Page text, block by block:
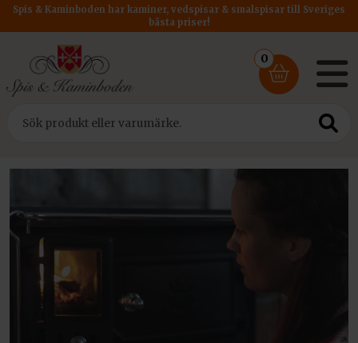
Spis & Kaminboden har kaminer, vedspisar & smalspisar till Sveriges
bästa priser!
0